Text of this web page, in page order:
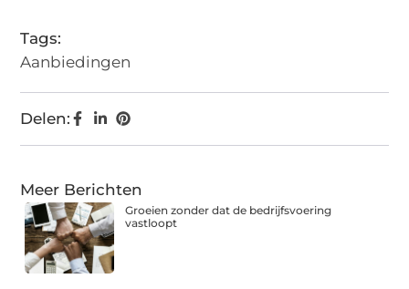
Tags:
Aanbiedingen
Delen:
Meer Berichten
Groeien zonder dat de bedrijfsvoering
vastloopt